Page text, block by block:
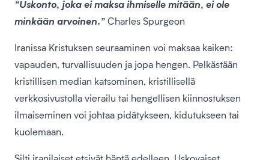
“Uskonto, joka ei maksa ihmiselle mitään, ei ole
minkään arvoinen.”Charles Spurgeon
Iranissa Kristuksen seuraaminen voi maksaa kaiken:
vapauden, turvallisuuden ja jopa hengen. Pelkästään
kristillisen median katsominen, kristillisellä
verkkosivustolla vierailu tai hengellisen kiinnostuksen
ilmaiseminen voi johtaa pidätykseen, kidutukseen tai
kuolemaan.